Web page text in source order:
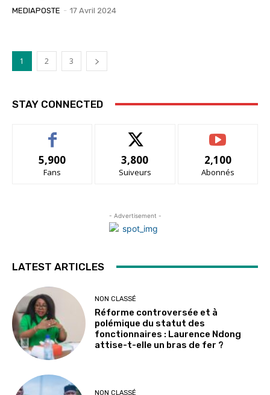
MEDIAPOSTE - 17 Avril 2024
1 2 3
STAY CONNECTED
5,900
Fans
3,800
Suiveurs
2,100
Abonnés
- Advertisement -
LATEST ARTICLES
NON CLASSÉ
Réforme controversée et à
polémique du statut des
fonctionnaires : Laurence Ndong
attise-t-elle un bras de fer ?
NON CLASSÉ